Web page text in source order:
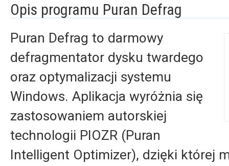
Opis programu Puran Defrag
Puran Defrag to darmowy
defragmentator dysku twardego
oraz optymalizacji systemu
Windows. Aplikacja wyróżnia się
zastosowaniem autorskiej
technologii PIOZR (Puran
Intelligent Optimizer), dzięki której